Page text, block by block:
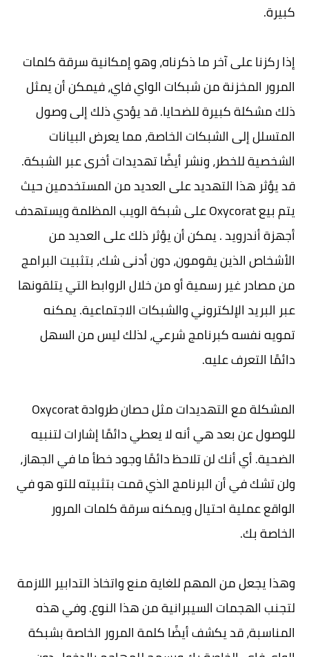
كبيرة.
إذا ركزنا على آخر ما ذكرناه، وهو إمكانية سرقة كلمات
المرور المخزنة من شبكات الواي فاي، فيمكن أن يمثل
ذلك مشكلة كبيرة للضحايا. قد يؤدي ذلك إلى وصول
المتسلل إلى الشبكات الخاصة، مما يعرض البيانات
الشخصية للخطر، ونشر أيضًا تهديدات أخرى عبر الشبكة.
قد يؤثر هذا التهديد على العديد من المستخدمين حيث
يتم بيع Oxycorat على شبكة الويب المظلمة ويستهدف
أجهزة أندرويد . يمكن أن يؤثر ذلك على العديد من
الأشخاص الذين يقومون، دون أدنى شك، بتثبيت البرامج
من مصادر غير رسمية أو من خلال الروابط التي يتلقونها
عبر البريد الإلكتروني والشبكات الاجتماعية. يمكنه
تمويه نفسه كبرنامج شرعي، لذلك ليس من السهل
دائمًا التعرف عليه.
المشكلة مع التهديدات مثل حصان طروادة Oxycorat
للوصول عن بعد هي أنه لا يعطي دائمًا إشارات لتنبيه
الضحية. أي أنك لن تلاحظ دائمًا وجود خطأ ما في الجهاز،
ولن تشك في أن البرنامج الذي قمت بتثبيته للتو هو في
الواقع عملية احتيال ويمكنه سرقة كلمات المرور
الخاصة بك.
وهذا يجعل من المهم للغاية منع واتخاذ التدابير اللازمة
لتجنب الهجمات السيبرانية من هذا النوع. وفي هذه
المناسبة، قد يكشف أيضًا كلمة المرور الخاصة بشبكة